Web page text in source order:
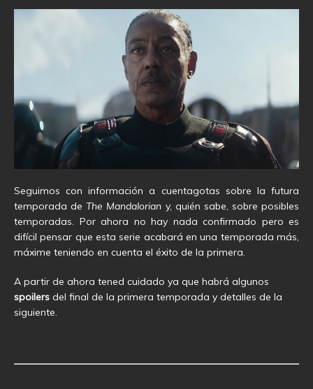
Seguimos con información a cuentagotas sobre la futura
temporada deThe Mandalorian y, quién sabe, sobre posibles
temporadas. Por ahora no hay nada confirmado pero es
difícil pensar que esta serie acabará en una temporada más,
máxime teniendo en cuenta el éxito de la primera.
A partir de ahora tened cuidado ya que habrá algunos
spoilers del final de la primera temporada y detalles de la
siguiente.